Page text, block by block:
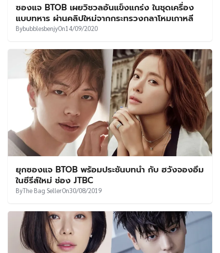
ซองแจ BTOB เผยวิชวลอันแข็งแกร่ง ในชุดเครื่อง
แบบทหาร ผ่านคลิปใหม่จากกระทรวงกลาโหมเกาหลี
BybubblesbenjyOn14/09/2020
ยุกซองแจ BTOB พร้อมประชันบทนำ กับ ฮวังจองอึม
ในซีรีส์ใหม่ ช่อง JTBC
ByThe Bag SellerOn30/08/2019